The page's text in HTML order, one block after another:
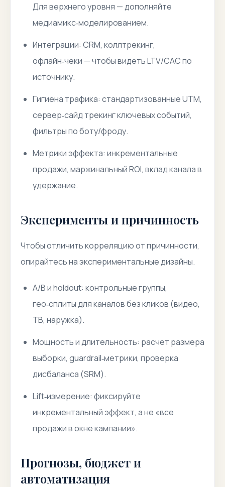
Для верхнего уровня — дополняйте
медиамикс‑моделированием.
Интеграции: CRM, коллтрекинг,
офлайн‑чеки — чтобы видеть LTV/CAC по
источнику.
Гигиена трафика: стандартизованные UTM,
сервер‑сайд трекинг ключевых событий,
фильтры по боту/фроду.
Метрики эффекта: инкрементальные
продажи, маржинальный ROI, вклад канала в
удержание.
Эксперименты и причинность
Чтобы отличить корреляцию от причинности,
опирайтесь на экспериментальные дизайны.
A/B и holdout: контрольные группы,
гео‑сплиты для каналов без кликов (видео,
ТВ, наружка).
Мощность и длительность: расчет размера
выборки, guardrail‑метрики, проверка
дисбаланса (SRM).
Lift‑измерение: фиксируйте
инкрементальный эффект, а не «все
продажи в окне кампании».
Прогнозы, бюджет и
автоматизация